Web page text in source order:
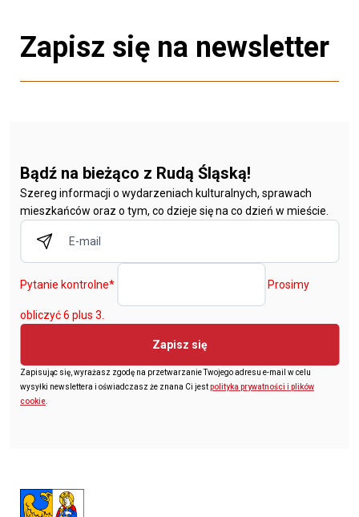
Zapisz się na newsletter
Bądź na bieżąco z Rudą Śląską!
Szereg informacji o wydarzeniach kulturalnych, sprawach
mieszkańców oraz o tym, co dzieje się na co dzień w mieście.
Pytanie kontrolne* Prosimy
obliczyć 6 plus 3.
Zapisz się
Zapisując się, wyrażasz zgodę na przetwarzanie Twojego adresu e-mail w celu
wysyłki newslettera i oświadczasz że znana Ci jestpolityka prywatności i plików
cookie.